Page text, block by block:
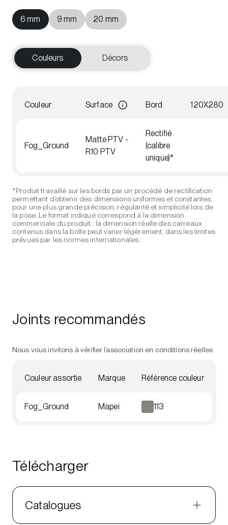
6 mm 9 mm 20 mm
Couleurs Décors
Couleur Surface Bord 120X280
Fog_Ground
Matte PTV -
R10 PTV
Rectifié
(calibre
unique)*
*Produit travaillé sur les bords par un procédé de rectification
permettant d’obtenir des dimensions uniformes et constantes,
pour une plus grande précision, régularité et simplicité lors de
la pose. Le format indiqué correspond à la dimension
commerciale du produit ; la dimension réelle des carreaux
contenus dans la boîte peut varier légèrement, dans les limites
prévues par les normes internationales.
Joints recommandés
Nous vous invitons à vérifier l’association en conditions réelles
Couleur assortie Marque Référence couleur
Fog_Ground Mapei 113
Télécharger
Catalogues